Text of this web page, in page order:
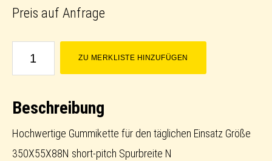
Preis auf Anfrage
Gummikette
Track
short-
pitch
ZU MERKLISTE HINZUFÜGEN
Beschreibung
Hochwertige Gummikette für den täglichen Einsatz Größe
350X55X88N short-pitch Spurbreite N